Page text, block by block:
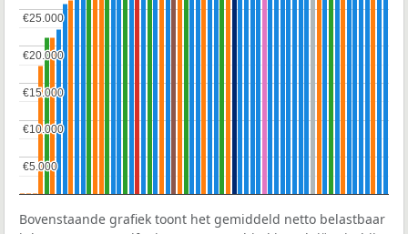
€5.000
€5.000
€10.000
€10.000
€15.000
€15.000
€20.000
€20.000
€25.000
€25.000
Bovenstaande grafiek toont het gemiddeld netto belastbaar